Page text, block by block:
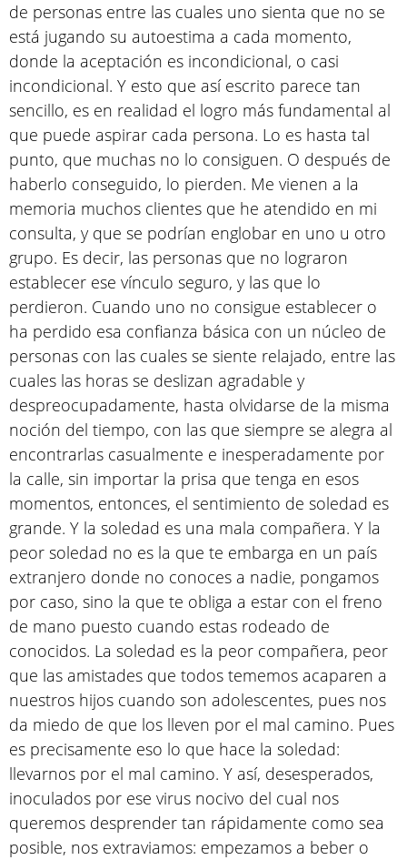
de personas entre las cuales uno sienta que no se
está jugando su autoestima a cada momento,
donde la aceptación es incondicional, o casi
incondicional. Y esto que así escrito parece tan
sencillo, es en realidad el logro más fundamental al
que puede aspirar cada persona. Lo es hasta tal
punto, que muchas no lo consiguen. O después de
haberlo conseguido, lo pierden. Me vienen a la
memoria muchos clientes que he atendido en mi
consulta, y que se podrían englobar en uno u otro
grupo. Es decir, las personas que no lograron
establecer ese vínculo seguro, y las que lo
perdieron. Cuando uno no consigue establecer o
ha perdido esa confianza básica con un núcleo de
personas con las cuales se siente relajado, entre las
cuales las horas se deslizan agradable y
despreocupadamente, hasta olvidarse de la misma
noción del tiempo, con las que siempre se alegra al
encontrarlas casualmente e inesperadamente por
la calle, sin importar la prisa que tenga en esos
momentos, entonces, el sentimiento de soledad es
grande. Y la soledad es una mala compañera. Y la
peor soledad no es la que te embarga en un país
extranjero donde no conoces a nadie, pongamos
por caso, sino la que te obliga a estar con el freno
de mano puesto cuando estas rodeado de
conocidos. La soledad es la peor compañera, peor
que las amistades que todos tememos acaparen a
nuestros hijos cuando son adolescentes, pues nos
da miedo de que los lleven por el mal camino. Pues
es precisamente eso lo que hace la soledad:
llevarnos por el mal camino. Y así, desesperados,
inoculados por ese virus nocivo del cual nos
queremos desprender tan rápidamente como sea
posible, nos extraviamos: empezamos a beber o